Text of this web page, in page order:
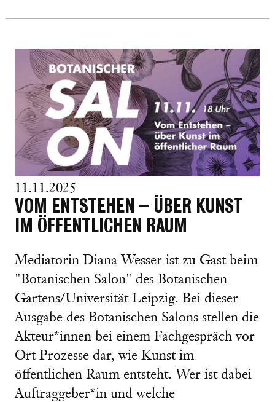
11.11.2025
VOM ENTSTEHEN – ÜBER KUNST
IM ÖFFENTLICHEN RAUM
Mediatorin Diana Wesser ist zu Gast beim
"Botanischen Salon" des Botanischen
Gartens/Universität Leipzig. Bei dieser
Ausgabe des Botanischen Salons stellen die
Akteur*innen bei einem Fachgespräch vor
Ort Prozesse dar, wie Kunst im
öffentlichen Raum entsteht. Wer ist dabei
Auftraggeber*in und welche